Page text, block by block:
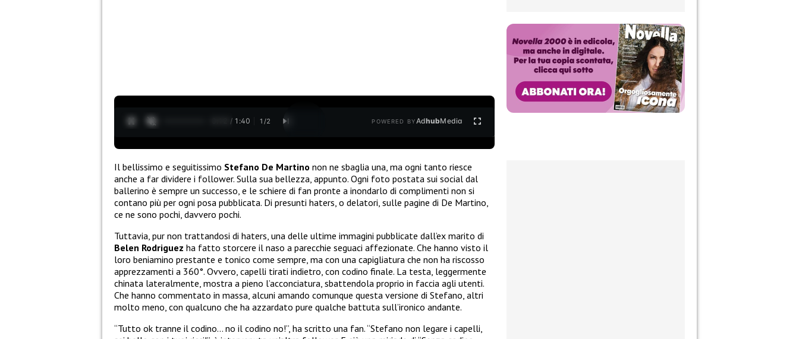
0:13 / 1:40 1 /2 POWERED BYAdhubMedia
Il bellissimo e seguitissimo Stefano De Martino non ne sbaglia una, ma ogni tanto riesce
anche a far dividere i follower. Sulla sua bellezza, appunto. Ogni foto postata sui social dal
ballerino è sempre un successo, e le schiere di fan pronte a inondarlo di complimenti non si
contano più per ogni posa pubblicata. Di presunti haters, o delatori, sulle pagine di De Martino,
ce ne sono pochi, davvero pochi.
Tuttavia, pur non trattandosi di haters, una delle ultime immagini pubblicate dall’ex marito di
Belen Rodriguez ha fatto storcere il naso a parecchie seguaci affezionate. Che hanno visto il
loro beniamino prestante e tonico come sempre, ma con una capigliatura che non ha riscosso
apprezzamenti a 360°. Ovvero, capelli tirati indietro, con codino finale. La testa, leggermente
chinata lateralmente, mostra a pieno l’acconciatura, sbattendola proprio in faccia agli utenti.
Che hanno commentato in massa, alcuni amando comunque questa versione di Stefano, altri
molto meno, con qualcuno che ha azzardato pure qualche battuta sull’ironico andante.
“Tutto ok tranne il codino… no il codino no!”, ha scritto una fan. “Stefano non legare i capelli,